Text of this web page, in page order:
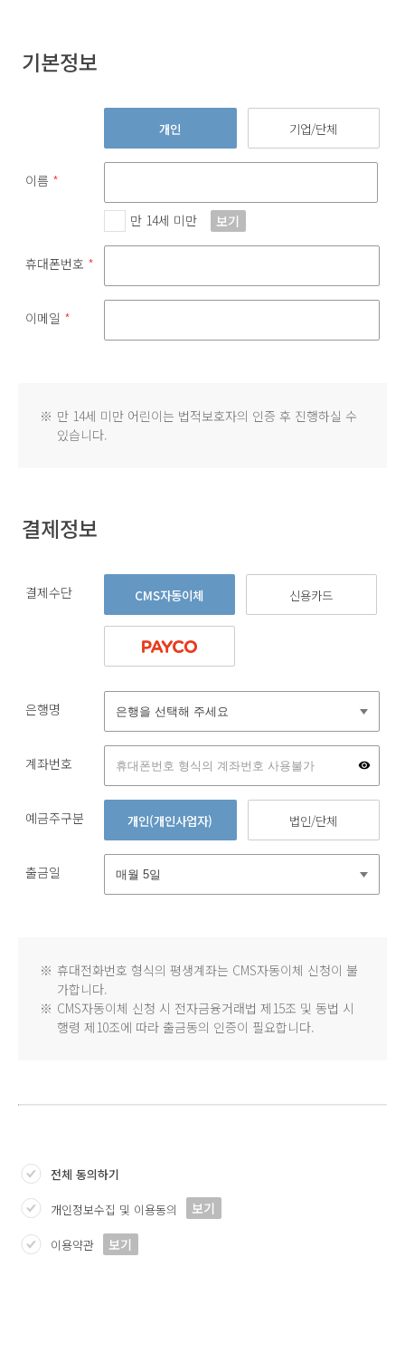
기본정보
개인 기업/단체
이름 *
만 14세 미만 보기
휴대폰번호 *
이메일 *
※ 만 14세 미만 어린이는 법적보호자의 인증 후 진행하실 수
있습니다.
결제정보
결제수단 CMS자동이체 신용카드
은행명
계좌번호
예금주구분 개인(개인사업자) 법인/단체
출금일
※ 휴대전화번호 형식의 평생계좌는 CMS자동이체 신청이 불
가합니다.
※ CMS자동이체 신청 시 전자금융거래법 제15조 및 동법 시
행령 제10조에 따라 출금동의 인증이 필요합니다.
전체 동의하기
개인정보수집 및 이용동의 보기
이용약관 보기